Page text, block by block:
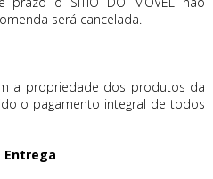
será cancelada.
a propriedade dos produtos da
o pagamento integral de todos
Entrega